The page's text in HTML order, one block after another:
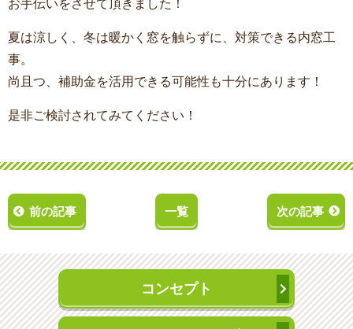
お手伝いをさせて頂きました！
夏は涼しく、冬は暖かく窓を触らずに、対策できる内窓工
事。
尚且つ、補助金を活用できる可能性も十分にあります！
是非ご検討されてみてください！
前の記事 一覧 次の記事
コンセプト